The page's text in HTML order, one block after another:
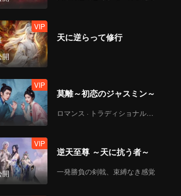
開
VIP
天に逆らって修行
VIP
莫離～初恋のジャスミン～
ロマンス · トラディショナル・コスチューム
開
VIP
逆天至尊 ～天に抗う者～
一発勝負の剣戟、束縛なき感覚